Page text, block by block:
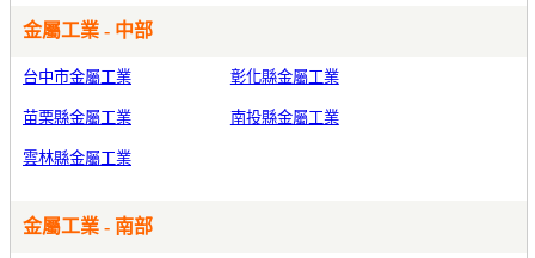
金屬工業 - 中部
台中市金屬工業 彰化縣金屬工業
苗栗縣金屬工業 南投縣金屬工業
雲林縣金屬工業
金屬工業 - 南部